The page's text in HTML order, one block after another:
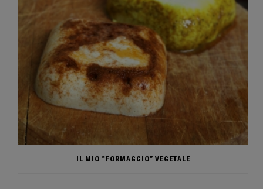
IL MIO “FORMAGGIO” VEGETALE